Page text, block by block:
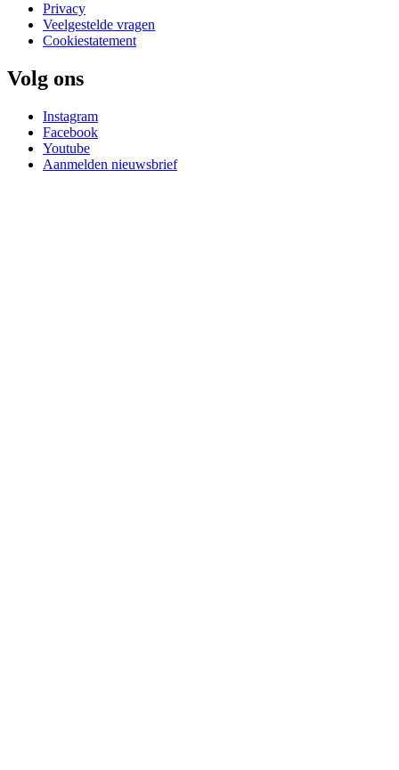
Privacy
Veelgestelde vragen
Cookiestatement
Volg ons
Instagram
Facebook
Youtube
Aanmelden nieuwsbrief